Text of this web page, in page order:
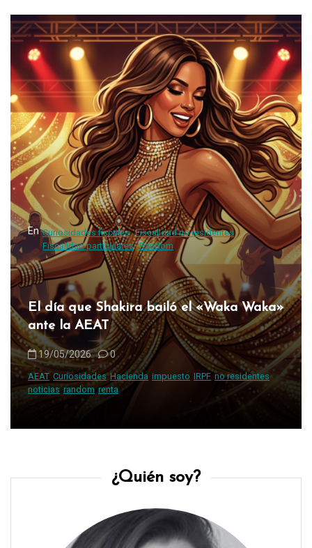
En Curiosidades fiscales Fiscalidad no residentes
Fiscalidad particulares Random
El día que Shakira bailó el «Waka Waka»
ante la AEAT
19/05/2026 0
AEAT Curiosidades Hacienda impuesto IRPF no residentes
noticias random renta
¿Quién soy?